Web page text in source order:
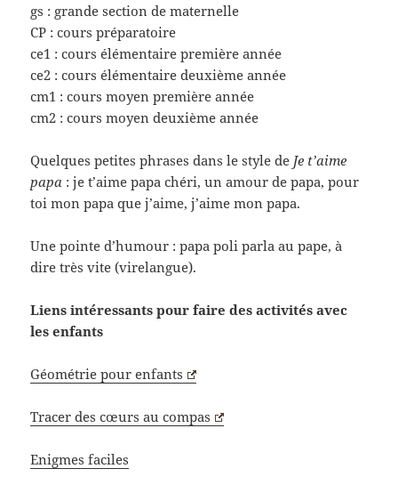
gs : grande section de maternelle
CP : cours préparatoire
ce1 : cours élémentaire première année
ce2 : cours élémentaire deuxième année
cm1 : cours moyen première année
cm2 : cours moyen deuxième année
Quelques petites phrases dans le style de Je t’aime
papa : je t’aime papa chéri, un amour de papa, pour
toi mon papa que j’aime, j’aime mon papa.
Une pointe d’humour : papa poli parla au pape, à
dire très vite (virelangue).
Liens intéressants pour faire des activités avec
les enfants
Géométrie pour enfants
Tracer des cœurs au compas
Enigmes faciles